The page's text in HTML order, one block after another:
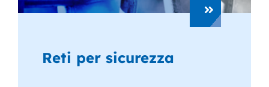
Reti per sicurezza